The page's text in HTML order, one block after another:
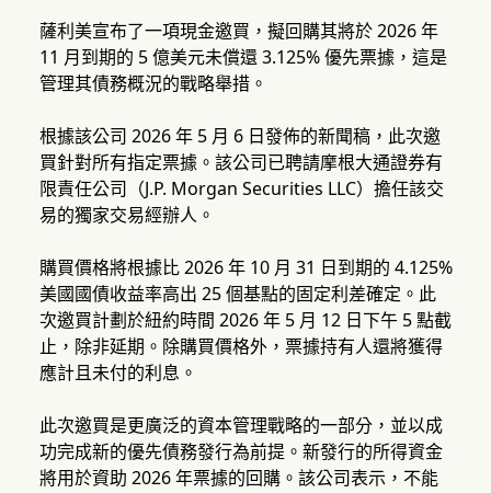
薩利美宣布了一項現金邀買，擬回購其將於 2026 年
11 月到期的 5 億美元未償還 3.125% 優先票據，這是
管理其債務概況的戰略舉措。
根據該公司 2026 年 5 月 6 日發佈的新聞稿，此次邀
買針對所有指定票據。該公司已聘請摩根大通證券有
限責任公司（J.P. Morgan Securities LLC）擔任該交
易的獨家交易經辦人。
購買價格將根據比 2026 年 10 月 31 日到期的 4.125%
美國國債收益率高出 25 個基點的固定利差確定。此
次邀買計劃於紐約時間 2026 年 5 月 12 日下午 5 點截
止，除非延期。除購買價格外，票據持有人還將獲得
應計且未付的利息。
此次邀買是更廣泛的資本管理戰略的一部分，並以成
功完成新的優先債務發行為前提。新發行的所得資金
將用於資助 2026 年票據的回購。該公司表示，不能